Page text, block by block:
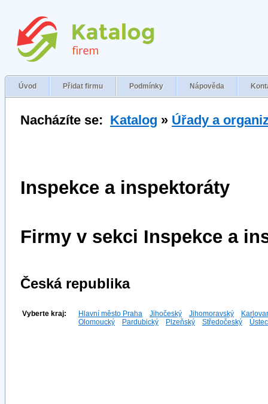
Úvod Přidat firmu Podmínky Nápověda
Nacházíte se: Katalog » Úřady a
Inspekce a inspektoráty
Firmy v sekci Inspekce a
Česká republika
Vyberte kraj: Hlavní město Praha Jihočeský Jihomoravský
Olomoucký
Pardubický Plzeňský Středočeský